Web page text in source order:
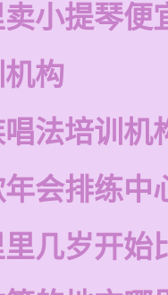
小提琴便
构
法培训机
会排练中
几岁开始